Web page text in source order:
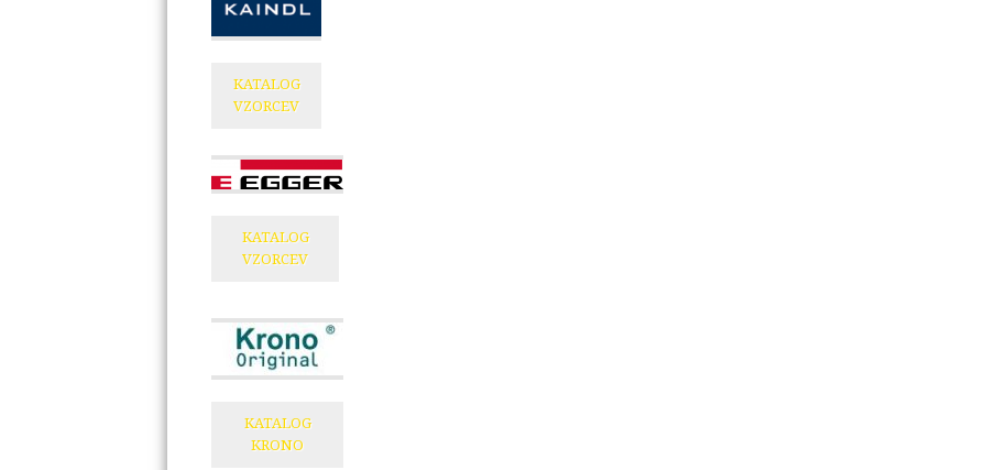
KATALOG
VZORCEV
KATALOG
VZORCEV
KATALOG
KRONO